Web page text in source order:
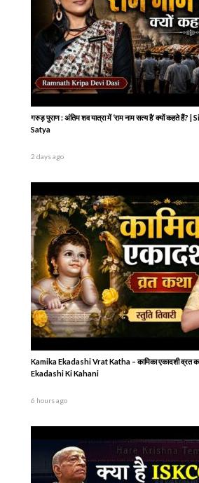
गरुड़ पुराण : अंतिम शव यात्रा में ‘राम नाम सत्य है’ क्यों कहते
Satya
2 days ago
Kamika Ekadashi Vrat Katha – कामिका एकादशी व्रत
Ekadashi Ki Kahani
6 hours ago